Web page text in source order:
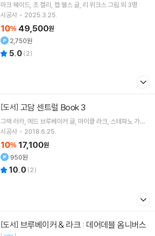
마크 웨이드 조 켈리 젭 웰스 글 리 위크스 그림 외 3명
시공사
2025.3.25.
10% 49,500원
2,750원
5.0 (2)
[도서] 고담 센트럴 Book 3
그렉 러카 에드 브루베이커 글 마이클 라크 스테파노 가우
디오그림 외 1명
시공사 2018.6.25.
10% 17,100원
950원
10.0 (2)
[도서] 브루베이커 & 라크 : 데어데블 옴니버스